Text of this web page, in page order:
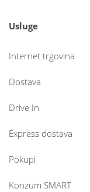
Usluge
Internet trgovina
Dostava
Drive In
Express dostava
Pokupi
Konzum SMART